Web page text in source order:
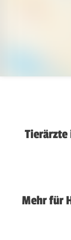
Tierärzte
Mehr für